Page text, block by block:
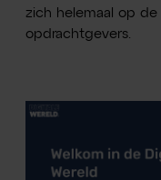
zich helemaal op
opdrachtgevers.